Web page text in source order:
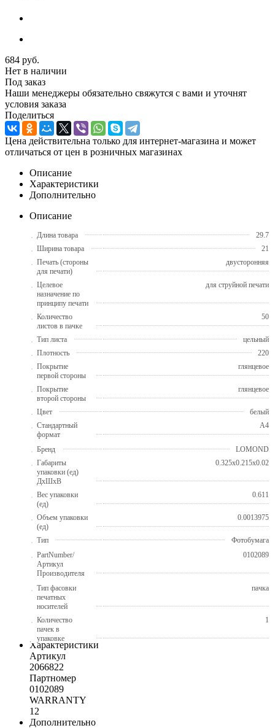
684 руб.
Нет в наличии
Под заказ
Наши менеджеры обязательно свяжутся с вами и уточнят
условия заказа
Поделиться
Цена действительна только для интернет-магазина и может
отличаться от цен в розничных магазинах
Описание
Характеристики
Дополнительно
Описание
Длина товара
29.7
Ширина товара
21
Печать (стороны
для печати)
двусторонняя
Целевое
назначение по
принципу печати
для струйной печати
Количество
листов в пачке
50
Тип листа
цельный
Плотность
220
Покрытие
первой стороны
глянцевое
Покрытие
второй стороны
глянцевое
Цвет
белый
Стандартный
формат
A4
Бренд
LOMOND
Габариты
упаковки (ед)
ДхШхВ
0.325x0.215x0.02
Вес упаковки
(ед)
0.611
Объем упаковки
(ед)
0.0013975
Тип
Фотобумага
PartNumber/
Артикул
Производителя
0102089
Тип фасовки
печатных
носителей
пачка
Количество
пачек в
упаковке
1
Характеристики
Артикул
2066822
Партномер
0102089
WARRANTY
12
Дополнительно